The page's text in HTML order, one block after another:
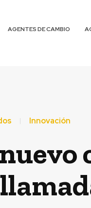
AGENTES DE CAMBIO
Innovación